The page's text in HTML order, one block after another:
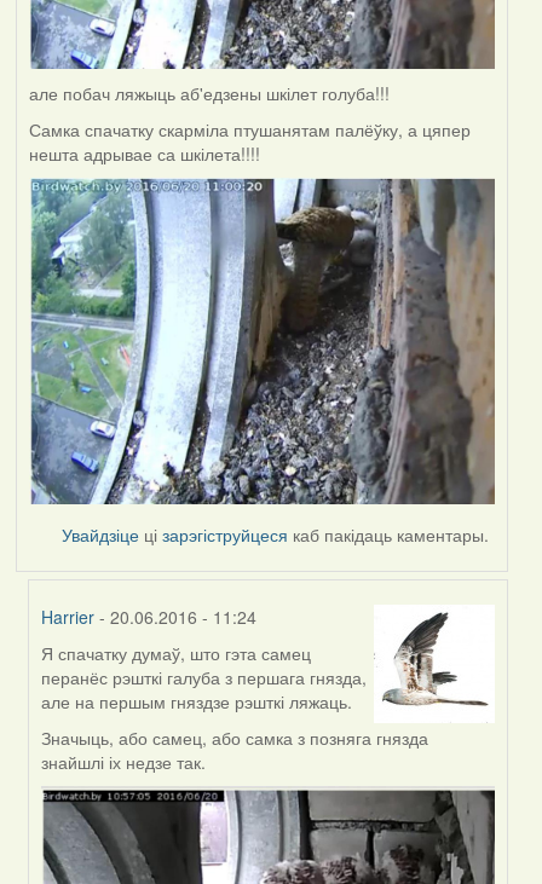
але побач ляжыць аб'едзены шкілет голуба!!!
Самка спачатку скарміла птушанятам палёўку, а цяпер
нешта адрывае са шкілета!!!!
Увайдзіце цізарэгіструйцеся каб пакідаць каментары.
Harrier - 20.06.2016 - 11:24
In
reply
to
by
Harrier
Я спачатку думаў, што гэта самец
перанёс рэшткі галуба з першага гнязда,
але на першым гняздзе рэшткі ляжаць.
Значыць, або самец, або самка з позняга гнязда
знайшлі іх недзе так.